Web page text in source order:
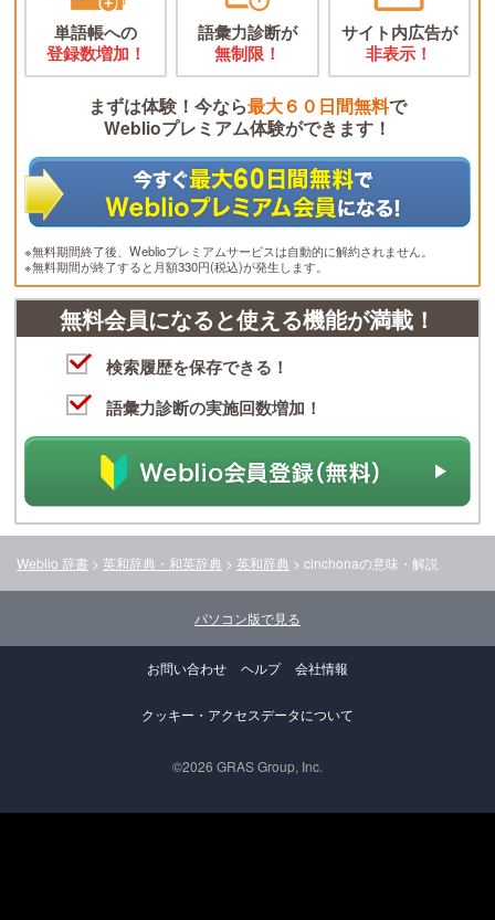
単語帳への
登録数増加！
語彙力診断が
無制限！
サイト内広告が
非表示！
まずは体験！今なら最大６０日間無料で
Weblioプレミアム体験ができます！
※無料期間終了後、Weblioプレミアムサービスは自動的に解約されません。
※無料期間が終了すると月額330円(税込)が発生します。
無料会員になると使える機能が満載！
検索履歴を保存できる！
語彙力診断の実施回数増加！
Weblio 辞書 > 英和辞典・和英辞典 > 英和辞典 > cinchonaの意味・解説
パソコン版で見る
お問い合わせ ヘルプ 会社情報
クッキー・アクセスデータについて
©2026 GRAS Group, Inc.